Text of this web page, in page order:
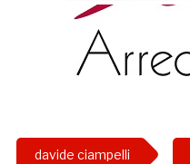
davide ciampelli